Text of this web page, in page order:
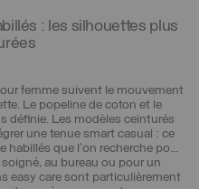
: les silhouettes plus
femme suivent le mouvement
Le popeline de coton et le
définie. Les modèles ceinturés
une tenue smart casual : ce
que l’on recherche pour
au bureau ou pour un
easy care sont particulièrement